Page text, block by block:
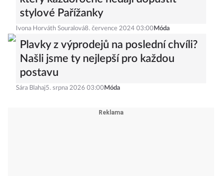
stylové Pařížanky
Ivona Horváth Souralová8. července 2024 03:00 Móda
Plavky z výprodejů na poslední chvíli?
Našli jsme ty nejlepší pro každou
postavu
Sára Blahaj5. srpna 2026 03:00 Móda